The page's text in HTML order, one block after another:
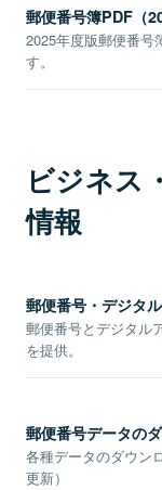
郵便番号簿PDF（
2025年度版郵便番号
す。
ビジネス
情報
郵便番号・デジタ
郵便番号とデジタル
を提供。
郵便番号データの
各種データのダウン
更新）